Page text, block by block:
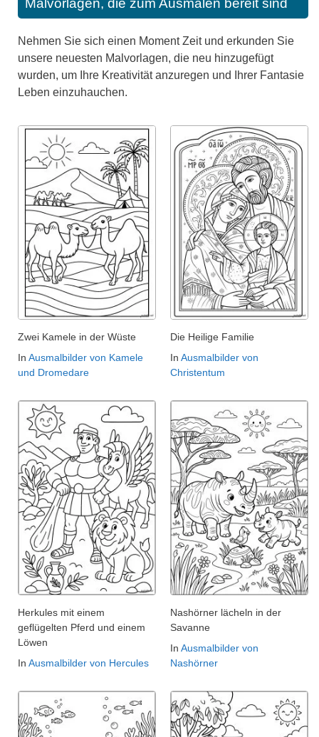
Nehmen Sie sich einen Moment Zeit und erkunden Sie
unsere neuesten Malvorlagen, die neu hinzugefügt
wurden, um Ihre Kreativität anzuregen und Ihrer Fantasie
Leben einzuhauchen.
Zwei Kamele in der Wüste
In Ausmalbilder von Kamele
und Dromedare
Die Heilige Familie
In Ausmalbilder von
Christentum
Herkules mit einem
geflügelten Pferd und einem
Löwen
In Ausmalbilder von Hercules
Nashörner lächeln in der
Savanne
In Ausmalbilder von
Nashörner